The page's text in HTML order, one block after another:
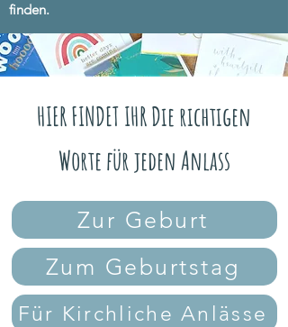
finden.
HIER FINDET IHR Die richtigen
Worte für jeden Anlass
Zur Geburt
Zum Geburtstag
Für Kirchliche Anlässe